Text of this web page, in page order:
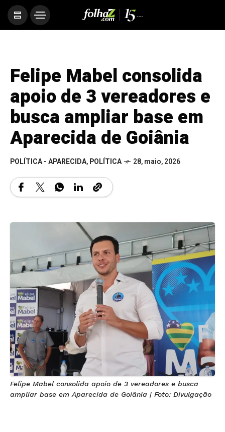
Felipe Mabel consolida
apoio de 3 vereadores e
busca ampliar base em
Aparecida de Goiânia
POLÍTICA - APARECIDA,POLÍTICA 28, maio, 2026
Felipe Mabel consolida apoio de 3 vereadores e busca
ampliar base em Aparecida de Goiânia | Foto: Divulgação